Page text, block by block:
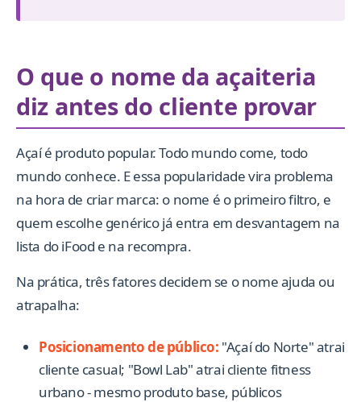
O que o nome da açaiteria
diz antes do cliente provar
Açaí é produto popular. Todo mundo come, todo
mundo conhece. E essa popularidade vira problema
na hora de criar marca: o nome é o primeiro filtro, e
quem escolhe genérico já entra em desvantagem na
lista do iFood e na recompra.
Na prática, três fatores decidem se o nome ajuda ou
atrapalha:
Posicionamento de público: "Açaí do Norte" atrai
cliente casual; "Bowl Lab" atrai cliente fitness
urbano - mesmo produto base, públicos